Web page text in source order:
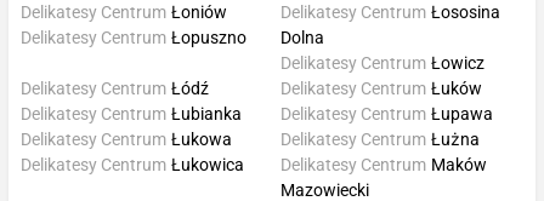
Delikatesy Centrum Łoniów
Delikatesy Centrum Łopuszno
Delikatesy Centrum Łososina
Dolna
Delikatesy Centrum Łowicz
Delikatesy Centrum Łódź
Delikatesy Centrum Łubianka
Delikatesy Centrum Łukowa
Delikatesy Centrum Łukowica
Delikatesy Centrum Łuków
Delikatesy Centrum Łupawa
Delikatesy Centrum Łużna
Delikatesy Centrum Maków
Mazowiecki